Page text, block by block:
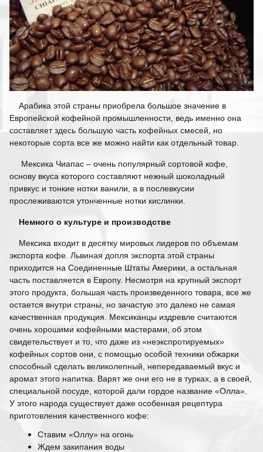
Арабика этой страны приобрела большое значение в
Европейской кофейной промышленности, ведь именно она
составляет здесь большую часть кофейных смесей, но
некоторые сорта все же можно найти как отдельный товар.
Мексика Чиапас – очень популярный сортовой кофе,
основу вкуса которого составляют нежный шоколадный
привкус и тонкие нотки ванили, а в послевкусии
прослеживаются утонченные нотки кислинки.
Немного о культуре и производстве
Мексика входит в десятку мировых лидеров по объемам
экспорта кофе. Львиная допля экспорта этой страны
приходится на Соединенные Штаты Америки, а остальная
часть поставляется в Европу. Несмотря на крупный экспорт
этого продукта, большая часть произведенного товара, все же
остается внутри страны, но зачастую это далеко не самая
качественная продукция. Мексиканцы издревле считаются
очень хорошими кофейными мастерами, об этом
свидетельствует и то, что даже из «неэкспротируемых»
кофейных сортов они, с помощью особой техники обжарки
способный сделать великолепный, непередаваемый вкус и
аромат этого напитка. Варят же они его не в турках, а в своей,
специальной посуде, которой дали гордое название «Олла».
У этого народа существует даже особенная рецептура
приготовления качественного кофе:
Ставим «Оллу» на огонь
Ждем закипания воды